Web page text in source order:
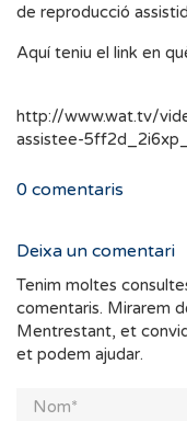
de reproducció
Aquí teniu el link en
http://www.wat.tv/
assistee-
0 comentaris
Deixa un comentari
Tenim moltes
comentaris. Mirarem
Mentrestant, et
et podem ajudar.